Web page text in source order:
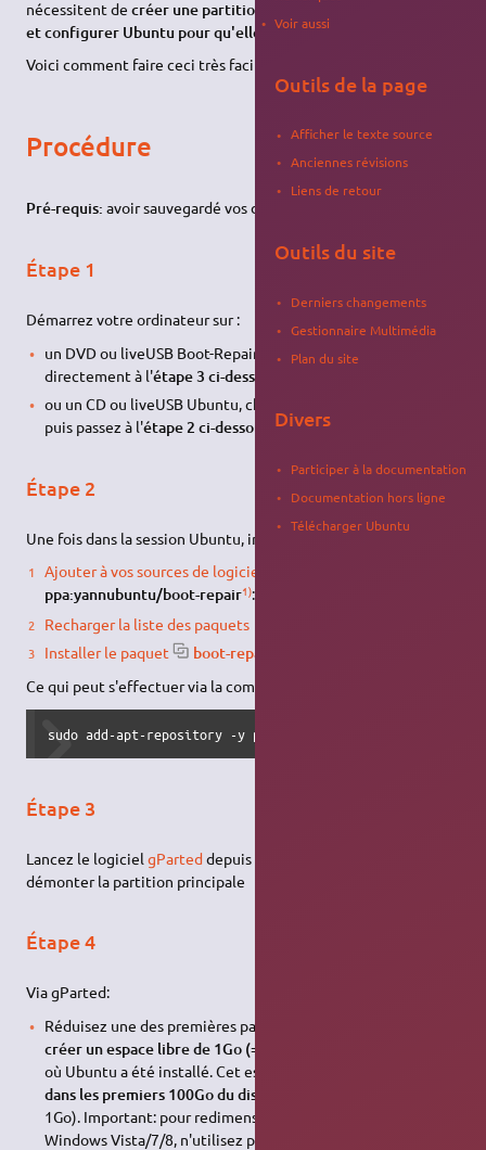
nécessitent decréer une partition /boot au début du disque,
et configurer Ubuntu pour qu'elle l'utilise.
Voici comment faire ceci très facilement :
Procédure
Pré-requis: avoir sauvegardé vos données.
Étape 1
Démarrez votre ordinateur sur :
un DVD ou liveUSB Boot-Repair-Disk, puis passez
directement à l'étape 3 ci-dessous
ou un CD ou liveUSB Ubuntu, choisissez "Essayer Ubuntu",
puis passez à l'étape 2 ci-dessous
Étape 2
Une fois dans la session Ubuntu, installez Boot-Repair
Ajouter à vos sources de logiciels le PPA
ppa:yannubuntu/boot-repair1):
Recharger la liste des paquets
Installer le paquet
boot-repair
Ce qui peut s'effectuer via la commande suivante:
sudo add-apt-repository -y ppa:yannubuntu/boot-repair
Étape 3
Lancez le logicielgParteddepuis la session Ubuntu, et
démonter la partition principale
Étape 4
Via gParted:
Réduisez une des premières partitions du disque afin de
créer un espace libre de 1Go (=1000Mo) au début du disque
où Ubuntu a été installé. Cet espace libre doit être compris
dans les premiers 100Go du disque
1Go). Important: pour redimensionner des partitions
Windows Vista/7/8, n'utilisez pas gParted mais les outils
Voir aussi
Outils de la page
Afficher le texte source
Anciennes révisions
Liens de retour
Outils du site
Derniers changements
Gestionnaire Multimédia
Plan du site
Divers
Participer à la documentation
Documentation hors ligne
Télécharger Ubuntu